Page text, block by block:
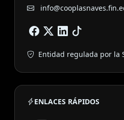
Entidad regulada por la
ENLACES RÁPIDOS